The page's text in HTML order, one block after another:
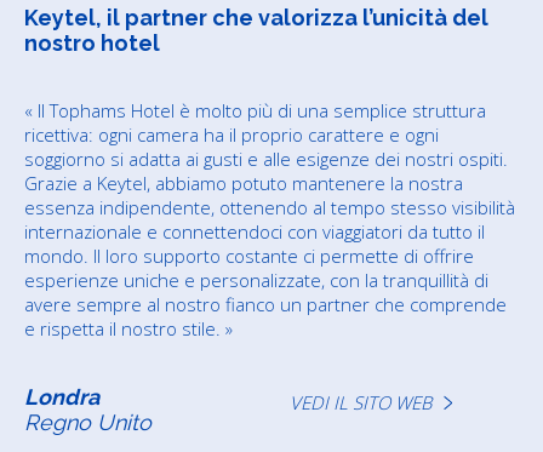
Keytel, il partner che valorizza l’unicità del
nostro hotel
« Il Tophams Hotel è molto più di una semplice struttura
ricettiva: ogni camera ha il proprio carattere e ogni
soggiorno si adatta ai gusti e alle esigenze dei nostri ospiti.
Grazie a Keytel, abbiamo potuto mantenere la nostra
essenza indipendente, ottenendo al tempo stesso visibilità
internazionale e connettendoci con viaggiatori da tutto il
mondo. Il loro supporto costante ci permette di offrire
esperienze uniche e personalizzate, con la tranquillità di
avere sempre al nostro fianco un partner che comprende
e rispetta il nostro stile. »
Londra
Regno Unito
VEDI IL SITO WEB